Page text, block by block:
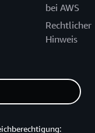
bei AWS
Rechtlicher
Hinweis